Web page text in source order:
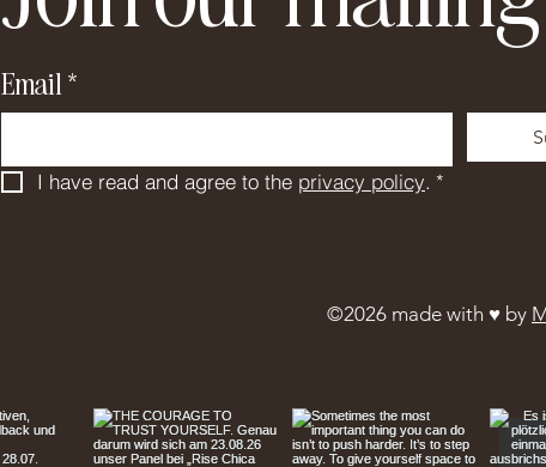
Email *
I have read and agree to the privacy policy. *
©2026 made with ♥︎ by